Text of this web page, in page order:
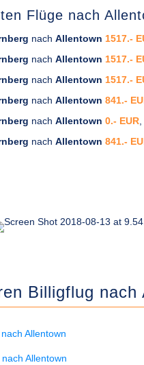
Flüge nach
nach Allentown 1517.-
nach Allentown 1517.-
nach Allentown 1517.-
nach Allentown 841.-
nach Allentown 0.- EUR,
nach Allentown 841.-
Billigflug nach
nach Allentown
nach Allentown